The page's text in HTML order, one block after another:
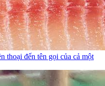
thoại đến tên gọi của cả một